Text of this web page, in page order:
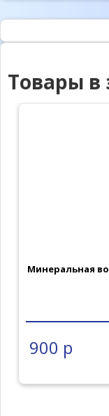
Товары в
Минеральная
900 р